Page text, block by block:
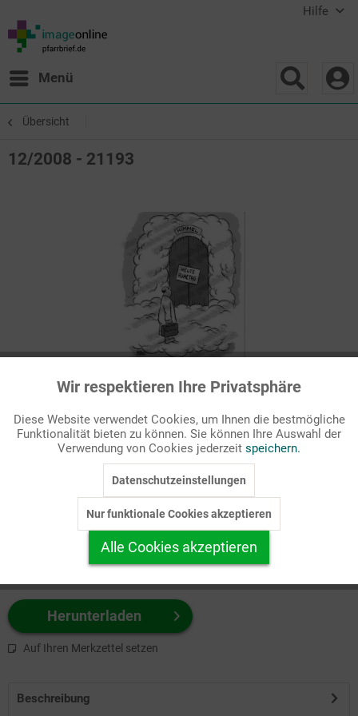
Hilfe
Menü
Übersicht
12/2008 - 21193
Passende Stichworte
Witz
zuerst Ihr Produktformat aus.
z.B. Farbe-Grafik, Schwarz-Weiß-Grafik, mit/ohne Text ...
Herunterladen
Auf Ihren Merkzettel setzen
Beschreibung
Funktionale Aktiv
Marketing Inaktiv
Personalisierung Inaktiv
Service
Wir respektieren Ihre Privatsphäre
Diese Website verwendet Cookies, um Ihnen die bestmögliche
Funktionalität bieten zu können. Sie können Ihre Auswahl der
Verwendung von Cookies jederzeit speichern.
Datenschutzeinstellungen
Nur funktionale Cookies akzeptieren
Alle Cookies akzeptieren